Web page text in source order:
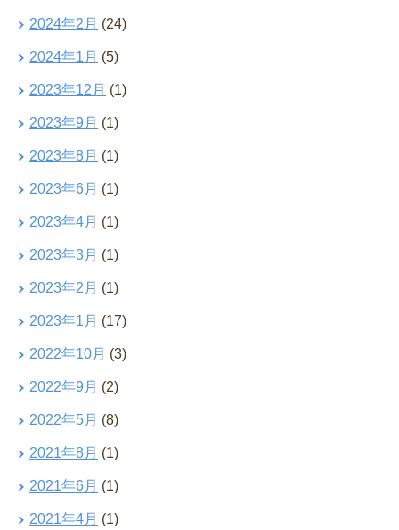
2024年2月 (24)
2024年1月 (5)
2023年12月 (1)
2023年9月 (1)
2023年8月 (1)
2023年6月 (1)
2023年4月 (1)
2023年3月 (1)
2023年2月 (1)
2023年1月 (17)
2022年10月 (3)
2022年9月 (2)
2022年5月 (8)
2021年8月 (1)
2021年6月 (1)
2021年4月 (1)